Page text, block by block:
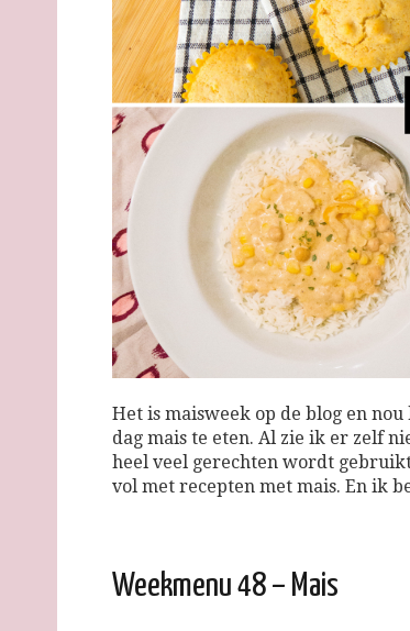
Het is maisweek op de blog en
dag mais te eten. Al zie ik er zelf
heel veel gerechten wordt
vol met recepten met mais. En ik
Weekmenu 48 – Mais